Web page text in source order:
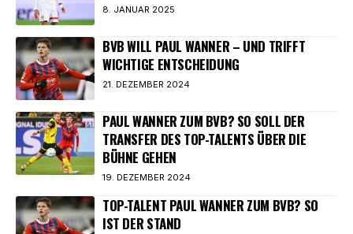
8. JANUAR 2025
BVB WILL PAUL WANNER – UND TRIFFT
WICHTIGE ENTSCHEIDUNG
21. DEZEMBER 2024
PAUL WANNER ZUM BVB? SO SOLL DER
TRANSFER DES TOP-TALENTS ÜBER DIE
BÜHNE GEHEN
19. DEZEMBER 2024
TOP-TALENT PAUL WANNER ZUM BVB? SO
IST DER STAND